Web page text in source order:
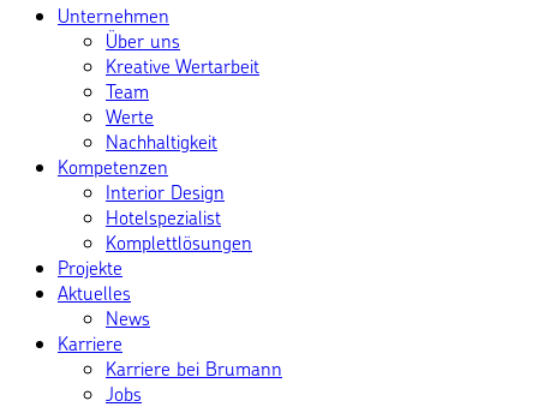
Unternehmen
Über uns
Kreative Wertarbeit
Team
Werte
Nachhaltigkeit
Kompetenzen
Interior Design
Hotelspezialist
Komplettlösungen
Projekte
Aktuelles
News
Karriere
Karriere bei Brumann
Jobs